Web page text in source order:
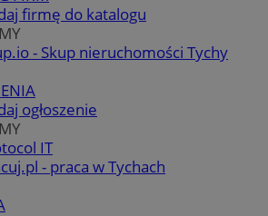
firmę do katalogu
- Skup nieruchomości Tychy
ogłoszenie
IT
- praca w Tychach